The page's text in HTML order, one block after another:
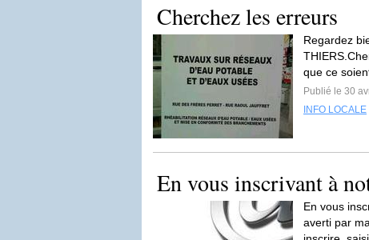
Cherchez les erreurs
Regardez
que ce
Publié le 30
INFO LOCALE
En vous inscrivant à
En vous
averti par